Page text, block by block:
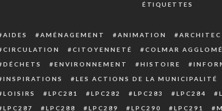
ÉTIQUETTES
AIDES AMÉNAGEMENT ANIMATION
CIRCULATION
CITOYENNETÉ COLMAR
DÉCHETS
ENVIRONNEMENT HISTOIRE
INSPIRATIONS
LES ACTIONS DE LA MUNICIPALITÉ
LOISIRS
LPC281 LPC282 LPC283 LPC284
LPC287
LPC288 LPC289 LPC290 LPC291